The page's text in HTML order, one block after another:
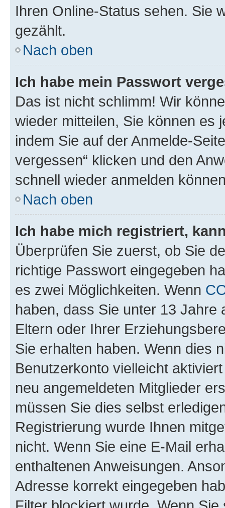
Ihren Online-Status sehen. Sie
gezählt.
Nach oben
Ich habe mein Passwort
Das ist nicht schlimm! Wir
wieder mitteilen, Sie können es
indem Sie auf der Anmelde-
vergessen“ klicken und den
schnell wieder anmelden
Nach oben
Ich habe mich registriert,
Überprüfen Sie zuerst, ob Sie
richtige Passwort eingegeben
es zwei Möglichkeiten. Wenn
haben, dass Sie unter 13 Jahre
Eltern oder Ihrer
Sie erhalten haben. Wenn dies
Benutzerkonto vielleicht
neu angemeldeten Mitglieder
müssen Sie dies selbst
Registrierung wurde Ihnen
nicht. Wenn Sie eine E-Mail
enthaltenen Anweisungen.
Adresse korrekt eingegeben